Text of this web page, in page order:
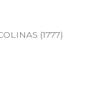
(1777)